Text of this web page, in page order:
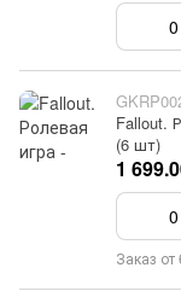
Fallout.
(6 шт)
1
Заказ от